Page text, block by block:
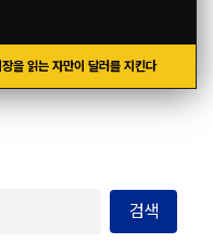
장을 읽는 자만이 달러를 지킨다
검색